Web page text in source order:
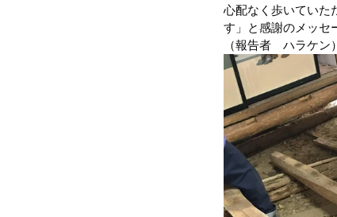
令和3年8月豪雨 令和3年
令和元年九州北部豪雨
心配なく歩いていた
す」と感謝のメッセ
（報告者　ハラケン）